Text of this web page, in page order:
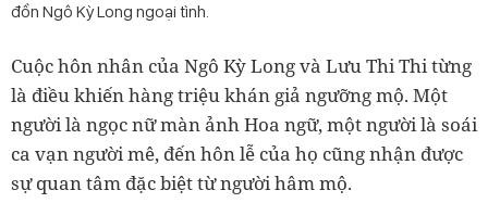
đồn Ngô Kỳ Long ngoại tình.
Cuộc hôn nhân của Ngô Kỳ Long và Lưu Thi Thi từng
là điều khiến hàng triệu khán giả ngưỡng mộ. Một
người là ngọc nữ màn ảnh Hoa ngữ, một người là soái
ca vạn người mê, đến hôn lễ của họ cũng nhận được
sự quan tâm đặc biệt từ người hâm mộ.